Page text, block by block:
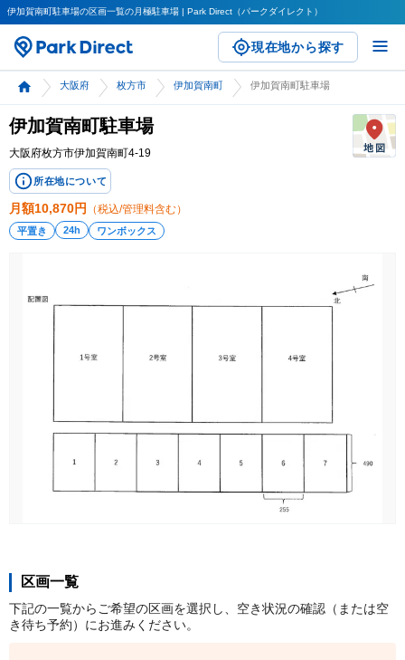
伊加賀南町駐車場の区画一覧の月極駐車場 | Park Direct（パークダイレクト）
現在地から探す
大阪府 枚方市 伊加賀南町 伊加賀南町駐車場
伊加賀南町駐車場
大阪府枚方市伊加賀南町4-19
所在地について
月額10,870円 （税込/管理料含む）
平置き 24h ワンボックス
区画一覧
下記の一覧からご希望の区画を選択し、空き状況の確認（または空
き待ち予約）にお進みください。